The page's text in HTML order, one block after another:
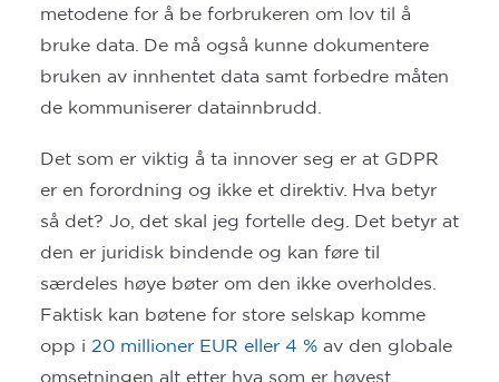
metodene for å be forbrukeren om lov til å
bruke data. De må også kunne dokumentere
bruken av innhentet data samt forbedre måten
de kommuniserer datainnbrudd.
Det som er viktig å ta innover seg er at GDPR
er en forordning og ikke et direktiv. Hva betyr
så det? Jo, det skal jeg fortelle deg. Det betyr at
den er juridisk bindende og kan føre til
særdeles høye bøter om den ikke overholdes.
Faktisk kan bøtene for store selskap komme
opp i 20 millioner EUR eller 4 % av den globale
omsetningen alt etter hva som er høyest.